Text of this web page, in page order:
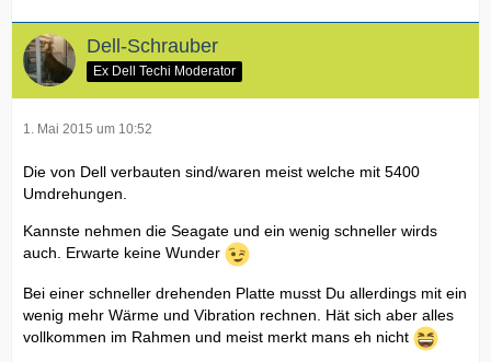
Dell-Schrauber
Ex Dell Techi Moderator
1. Mai 2015 um 10:52
Die von Dell verbauten sind/waren meist welche mit 5400
Umdrehungen.
Kannste nehmen die Seagate und ein wenig schneller wirds
auch. Erwarte keine Wunder
Bei einer schneller drehenden Platte musst Du allerdings mit ein
wenig mehr Wärme und Vibration rechnen. Hät sich aber alles
vollkommen im Rahmen und meist merkt mans eh nicht